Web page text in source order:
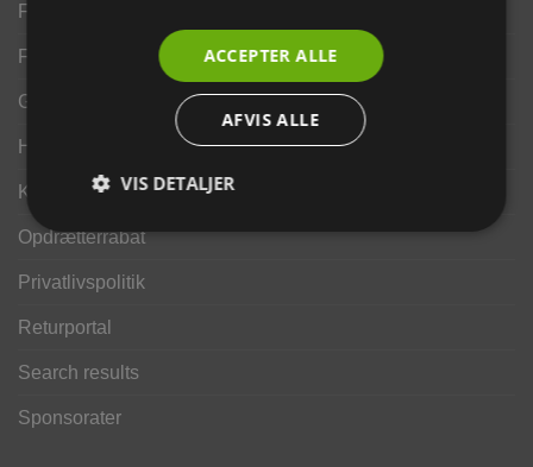
Finansering Viabill
Fortrydelse og reklamationsret
Gavekort
Handelsbetingelser
Kontakt os
Opdrætterrabat
Privatlivspolitik
Returportal
Search results
Sponsorater
ACCEPTER ALLE
AFVIS ALLE
VIS DETALJER